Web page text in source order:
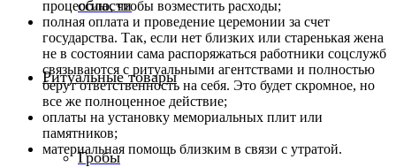
области
Ритуальные товары
Гробы
процессию, чтобы возместить расходы;
полная оплата и проведение церемонии за счет
государства. Так, если нет близких или старенькая жена
не в состоянии сама распоряжаться работники соцслужб
связываются с ритуальными агентствами и полностью
берут ответственность на себя. Это будет скромное, но
все же полноценное действие;
оплаты на установку мемориальных плит или
памятников;
материальная помощь близким в связи с утратой.